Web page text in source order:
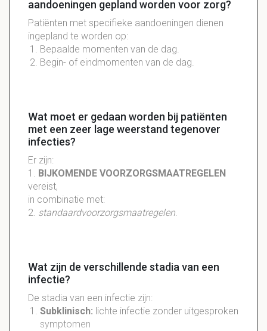
aandoeningen gepland worden voor zorg?
Patiënten met specifieke aandoeningen dienen
ingepland te worden op:
Bepaalde momenten van de dag.
Begin- of eindmomenten van de dag.
Wat moet er gedaan worden bij patiënten
met een zeer lage weerstand tegenover
infecties?
Er zijn:
1. BIJKOMENDE VOORZORGSMAATREGELEN
vereist,
in combinatie met:
2. standaardvoorzorgsmaatregelen.
Wat zijn de verschillende stadia van een
infectie?
De stadia van een infectie zijn:
Subklinisch: lichte infectie zonder uitgesproken
symptomen